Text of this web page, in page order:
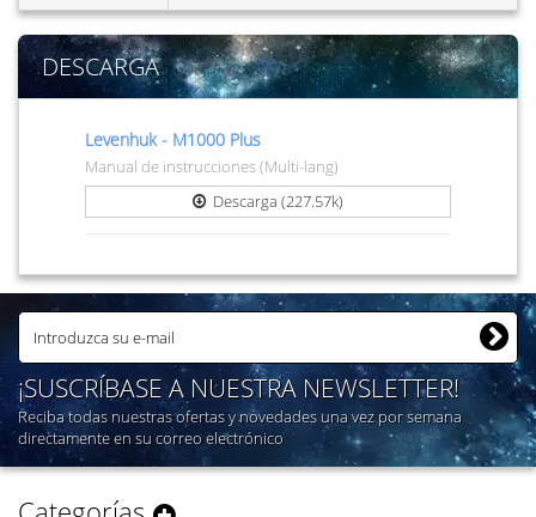
DESCARGA
Levenhuk - M1000 Plus
Manual de instrucciones (Multi-lang)
Descarga (227.57k)
¡SUSCRÍBASE A NUESTRA NEWSLETTER!
Reciba todas nuestras ofertas y novedades una vez por semana
directamente en su correo electrónico